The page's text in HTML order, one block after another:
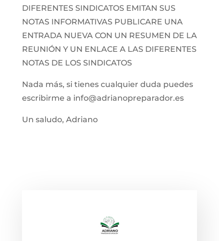
DIFERENTES SINDICATOS EMITAN SUS
NOTAS INFORMATIVAS PUBLICARE UNA
ENTRADA NUEVA CON UN RESUMEN DE LA
REUNIÓN Y UN ENLACE A LAS DIFERENTES
NOTAS DE LOS SINDICATOS
Nada más, si tienes cualquier duda puedes
escribirme a info@adrianopreparador.es
Un saludo, Adriano